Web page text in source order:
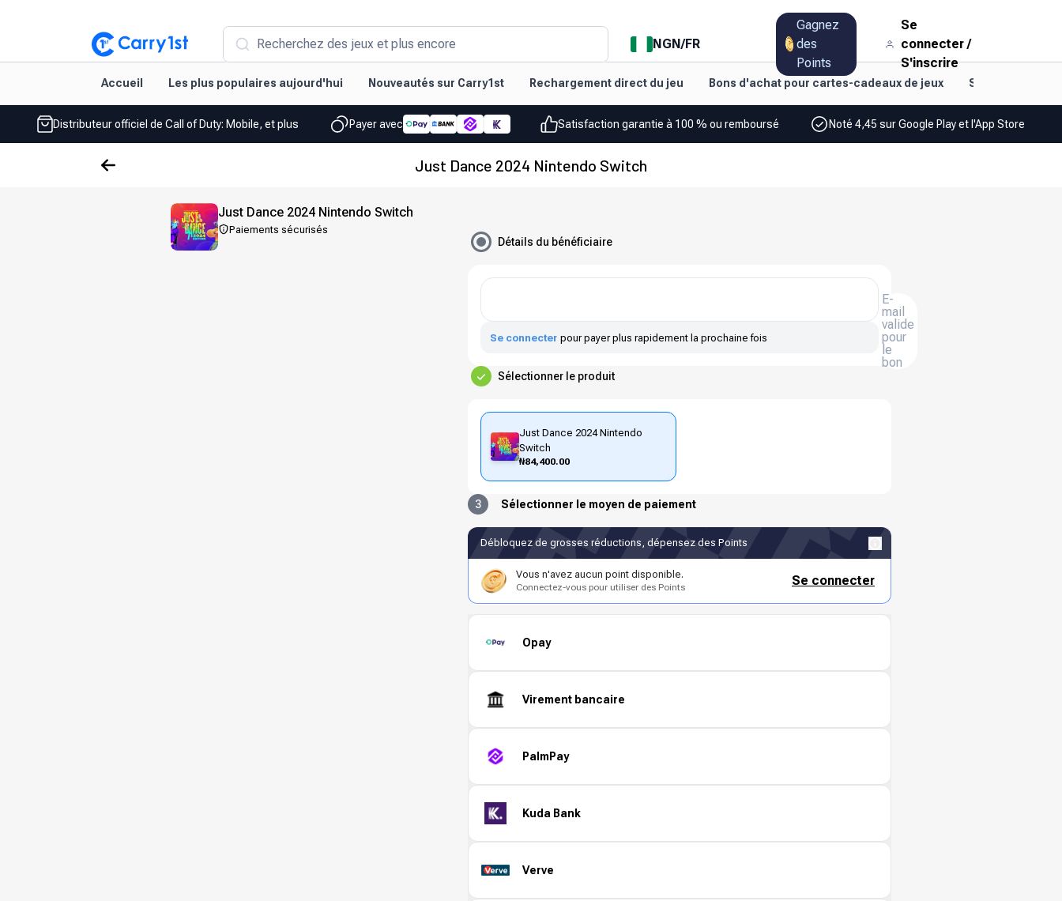
Recherchez des jeux et plus encore NGN/FR
Gagnez
des
Points
Se
connecter/
S'inscrire
Accueil Les plus populaires aujourd'hui Nouveautés sur Carry1st Rechargement direct du jeu Bons d'achat pour cartes-cadeaux de jeux Style de vie et
Distributeur officiel de Call of Duty: Mobile, et plus Payer avec Satisfaction garantie à 100 % ou remboursé Noté 4,45 sur Google Play et l'App Store
Just Dance 2024 Nintendo Switch
Just Dance 2024 Nintendo Switch
Paiements sécurisés
Détails du bénéficiaire
E-
mail
valide
pour
le
bon
Se connecter pour payer plus rapidement la prochaine fois
Sélectionner le produit
Just Dance 2024 Nintendo
Switch
₦84,400.00
3 Sélectionner le moyen de paiement
Débloquez de grosses réductions, dépensez des Points
Vous n'avez aucun point disponible.
Connectez-vous pour utiliser des Points Se connecter
Opay
Virement bancaire
PalmPay
Kuda Bank
Verve